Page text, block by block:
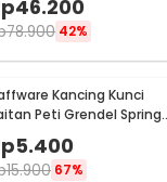
46.200
78.900 42%
Kancing Kunci
Peti Grendel Spring
Stainless Steel L - J107
5.400
15.900 67%